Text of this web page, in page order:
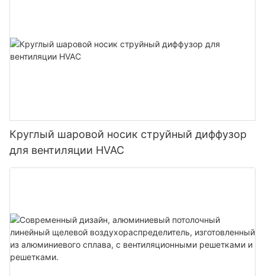
Круглый шаровой носик струйный диффузор
для вентиляции HVAC